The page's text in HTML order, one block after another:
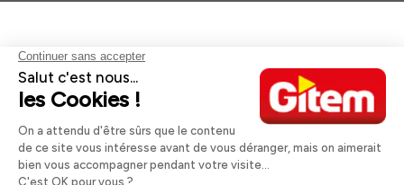
Aides et informations
Services
Informations légales
A propos